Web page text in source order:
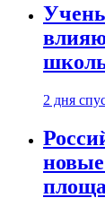
2 дня